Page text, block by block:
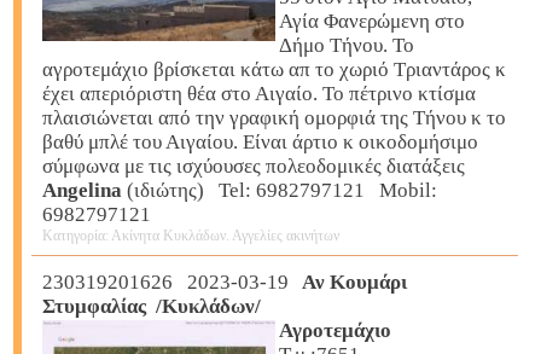
Αγία Φανερώμενη στο
Δήμο Τήνου. Το
αγροτεμάχιο βρίσκεται κάτω απ το χωριό Τριαντάρος κ
έχει απεριόριστη θέα στο Αιγαίο. Το πέτρινο κτίσμα
πλαισιώνεται από την γραφική ομορφιά της Τήνου κ το
βαθύ μπλέ του Αιγαίου. Είναι άρτιο κ οικοδομήσιμο
σύμφωνα με τις ισχύουσες πολεοδομικές διατάξεις
Angelina (ιδιώτης) Tel: 6982797121 Mobil:
6982797121
Κατηγορία: Ακίνητα Κυκλάδων. Αγγελίες ακινήτων
230319201626 2023-03-19
Αν Κουμάρι
Στυμφαλίας /Κυκλάδων/
Αγροτεμάχιο